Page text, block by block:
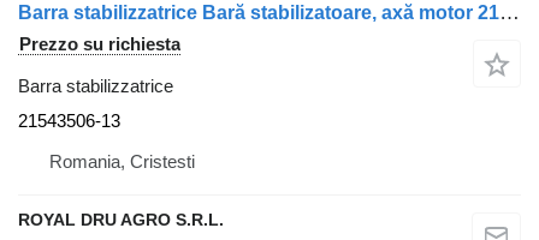
Barra stabilizzatrice Bară stabilizatoare, axă motor 21543506-13 per camion Volvo – 21543506
Prezzo su richiesta
Barra stabilizzatrice
21543506-13
Romania, Cristesti
ROYAL DRU AGRO S.R.L.